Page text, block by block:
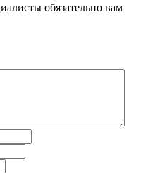
обязательно вам